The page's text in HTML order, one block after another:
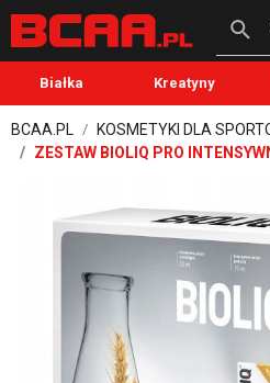
Białka Kreatyny
BCAA.PL
KOSMETYKI DLA
ZESTAW BIOLIQ PRO